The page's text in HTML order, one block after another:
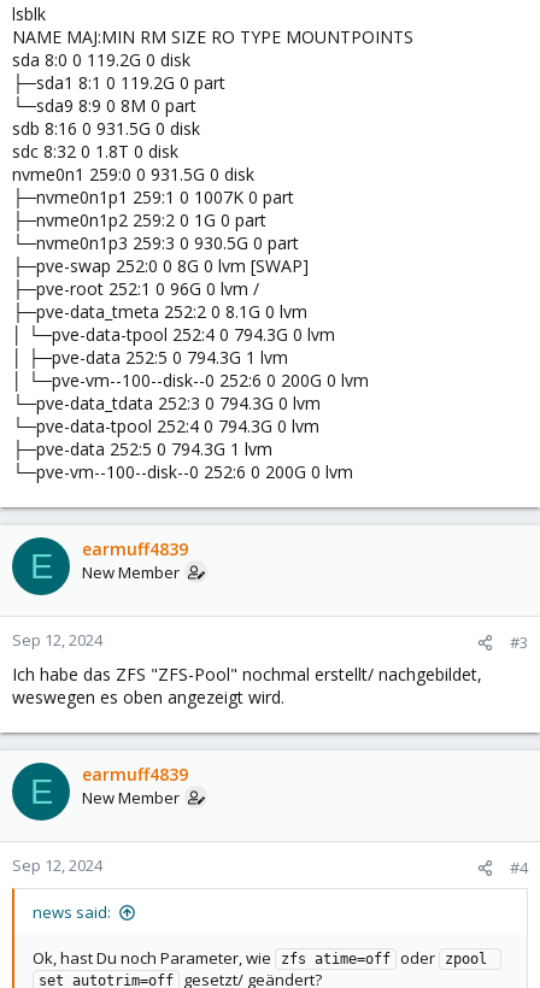
lsblk
NAME MAJ:MIN RM SIZE RO TYPE MOUNTPOINTS
sda 8:0 0 119.2G 0 disk
├─sda1 8:1 0 119.2G 0 part
└─sda9 8:9 0 8M 0 part
sdb 8:16 0 931.5G 0 disk
sdc 8:32 0 1.8T 0 disk
nvme0n1 259:0 0 931.5G 0 disk
├─nvme0n1p1 259:1 0 1007K 0 part
├─nvme0n1p2 259:2 0 1G 0 part
└─nvme0n1p3 259:3 0 930.5G 0 part
├─pve-swap 252:0 0 8G 0 lvm [SWAP]
├─pve-root 252:1 0 96G 0 lvm /
├─pve-data_tmeta 252:2 0 8.1G 0 lvm
│ └─pve-data-tpool 252:4 0 794.3G 0 lvm
│ ├─pve-data 252:5 0 794.3G 1 lvm
│ └─pve-vm--100--disk--0 252:6 0 200G 0 lvm
└─pve-data_tdata 252:3 0 794.3G 0 lvm
└─pve-data-tpool 252:4 0 794.3G 0 lvm
├─pve-data 252:5 0 794.3G 1 lvm
└─pve-vm--100--disk--0 252:6 0 200G 0 lvm
E earmuff4839
New Member
Sep 12, 2024 #3
Ich habe das ZFS "ZFS-Pool" nochmal erstellt/ nachgebildet,
weswegen es oben angezeigt wird.
E earmuff4839
New Member
Sep 12, 2024 #4
news said:
Ok, hast Du noch Parameter, wie zfs atime=off oder
zpool
set autotrim=off
gesetzt/ geändert?